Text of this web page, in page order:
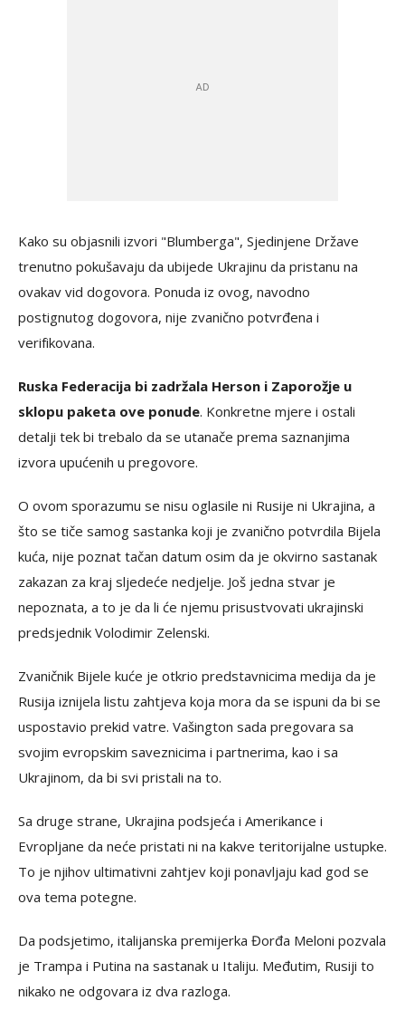
Kako su objasnili izvori "Blumberga", Sjedinjene Države
trenutno pokušavaju da ubijede Ukrajinu da pristanu na
ovakav vid dogovora. Ponuda iz ovog, navodno
postignutog dogovora, nije zvanično potvrđena i
verifikovana.
Ruska Federacija bi zadržala Herson i Zaporožje u
sklopu paketa ove ponude. Konkretne mjere i ostali
detalji tek bi trebalo da se utanače prema saznanjima
izvora upućenih u pregovore.
O ovom sporazumu se nisu oglasile ni Rusije ni Ukrajina, a
što se tiče samog sastanka koji je zvanično potvrdila Bijela
kuća, nije poznat tačan datum osim da je okvirno sastanak
zakazan za kraj sljedeće nedjelje. Još jedna stvar je
nepoznata, a to je da li će njemu prisustvovati ukrajinski
predsjednik Volodimir Zelenski.
Zvaničnik Bijele kuće je otkrio predstavnicima medija da je
Rusija iznijela listu zahtjeva koja mora da se ispuni da bi se
uspostavio prekid vatre. Vašington sada pregovara sa
svojim evropskim saveznicima i partnerima, kao i sa
Ukrajinom, da bi svi pristali na to.
Sa druge strane, Ukrajina podsjeća i Amerikance i
Evropljane da neće pristati ni na kakve teritorijalne ustupke.
To je njihov ultimativni zahtjev koji ponavljaju kad god se
ova tema potegne.
Da podsjetimo, italijanska premijerka Đorđa Meloni pozvala
je Trampa i Putina na sastanak u Italiju. Međutim, Rusiji to
nikako ne odgovara iz dva razloga.